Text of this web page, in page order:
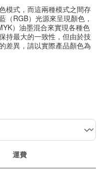
模式，而這兩種模式之間存
（RGB）光源來呈現顏色，
）油墨混合來實現各種色
持最大的一致性，但由於技
差異，請以實際產品顏色為
運費